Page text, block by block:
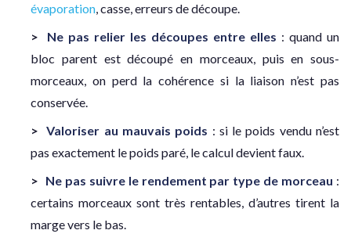
évaporation, casse, erreurs de découpe.
Ne pas relier les découpes entre elles : quand un
bloc parent est découpé en morceaux, puis en sous-
morceaux, on perd la cohérence si la liaison n’est pas
conservée.
Valoriser au mauvais poids : si le poids vendu n’est
pas exactement le poids paré, le calcul devient faux.
Ne pas suivre le rendement par type de morceau :
certains morceaux sont très rentables, d’autres tirent la
marge vers le bas.